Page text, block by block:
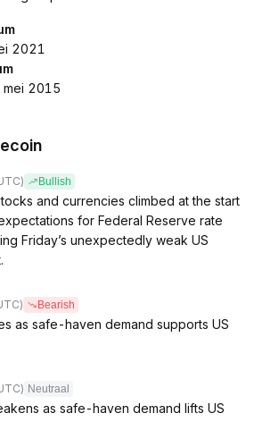
2021
2015
Bullish
and currencies climbed at the start
for Federal Reserve rate
Friday’s unexpectedly weak US
Bearish
as safe-haven demand supports US
Neutraal
as safe-haven demand lifts US